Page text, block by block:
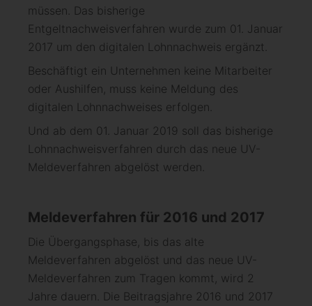
müssen. Das bisherige
Entgeltnachweisverfahren wurde zum 01. Januar
2017 um den digitalen Lohnnachweis ergänzt.
Beschäftigt ein Unternehmen keine Mitarbeiter
oder Aushilfen, muss keine Meldung des
digitalen Lohnnachweises erfolgen.
Und ab dem 01. Januar 2019 soll das bisherige
Lohnnachweisverfahren durch das neue UV-
Meldeverfahren abgelöst werden.
Meldeverfahren für 2016 und 2017
Die Übergangsphase, bis das alte
Meldeverfahren abgelöst und das neue UV-
Meldeverfahren zum Tragen kommt, wird 2
Jahre dauern. Die Beitragsjahre 2016 und 2017